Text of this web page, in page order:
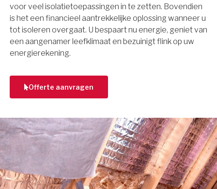
voor veel isolatietoepassingen in te zetten. Bovendien
is het een financieel aantrekkelijke oplossing wanneer u
tot isoleren overgaat. U bespaart nu energie, geniet van
een aangenamer leefklimaat en bezuinigt flink op uw
energierekening.
Offerte aanvragen